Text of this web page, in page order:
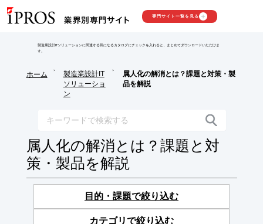
専門サイト一覧を見る
製造業設計ITソリューションに関連する気になるカタログにチェックを入れると、まとめてダウンロードいただけま
す。
ホーム
>
製造業設計IT
ソリューショ
ン
>
属人化の解消とは？課題と対策・製
品を解説
属人化の解消とは？課題と対
策・製品を解説
目的・課題で絞り込む
カテゴリで絞り込む